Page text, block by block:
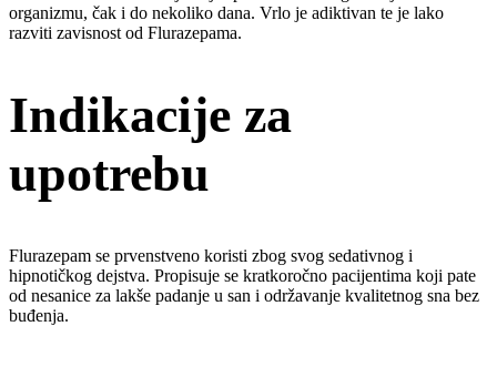
organizmu, čak i do nekoliko dana. Vrlo je adiktivan te je lako
razviti zavisnost od Flurazepama.
Indikacije za
upotrebu
Flurazepam se prvenstveno koristi zbog svog sedativnog i
hipnotičkog dejstva. Propisuje se kratkoročno pacijentima koji pate
od nesanice za lakše padanje u san i održavanje kvalitetnog sna bez
buđenja.